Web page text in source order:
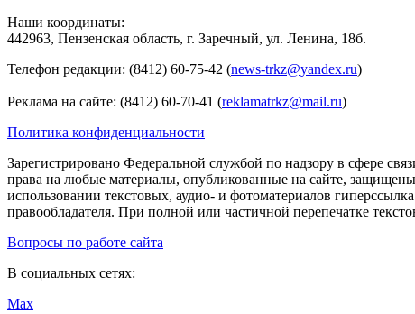
Наши координаты:
442963, Пензенская область, г. Заречный, ул. Ленина, 18б.
Телефон редакции: (8412) 60-75-42 (news-trkz@yandex.ru)
Реклама на сайте: (8412) 60-70-41 (reklamatrkz@mail.ru)
Политика конфиденциальности
Зарегистрировано Федеральной службой по надзору в сфере
права на любые материалы, опубликованные на сайте,
использовании текстовых, аудио- и фотоматериалов
правообладателя. При полной или частичной перепечатке
Вопросы по работе сайта
В социальных сетях:
Max